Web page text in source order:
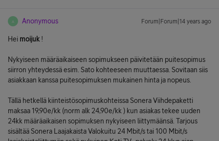
A Anonymous Forum|Forum|14 years ago
Hei moijuk !
Nykyiseen määräaikaiseen sopimukseen päivitetään puitesopimus
siirron yhteydessä esim. Sato kohteeseen muuttaessa. Sovitaan siis
asiakkaan kanssa puitesopimuksen mukainen hinta ja nopeus.
Tällä hetkellä kiinteistösopimuskohteissa Sonera Viihdepaketti
maksaa 19,90e/kk (norm alk 24,90e/kk ) kun asiakas tekee uuden
24kk määräaikaisen sopimuksen nykyiseen liittymäänsä. Tarjous
sisältää Sonera Laajakaista Valokuitu 24 Mbit/s tai 100 Mbit/s